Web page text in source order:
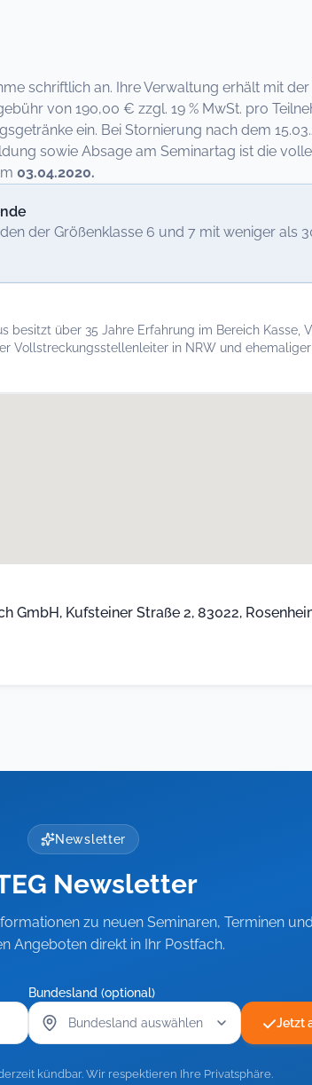
schriftlich an. Ihre Verwaltung erhält mit
von 190,00 € zzgl. 19 % MwSt. pro
ein. Bei Stornierung nach dem
sowie Absage am Seminartag ist die
03.04.2020.
der Größenklasse 6 und 7 mit weniger als
besitzt über 35 Jahre Erfahrung im Bereich Kasse,
Vollstreckungsstellenleiter in NRW und
GmbH, Kufsteiner Straße 2, 83022,
Newsletter
Newsletter
zu neuen Seminaren, Terminen und
Angeboten direkt in Ihr Postfach.
Bundesland (optional)
Jetzt
kündbar. Wir respektieren Ihre Privatsphäre.